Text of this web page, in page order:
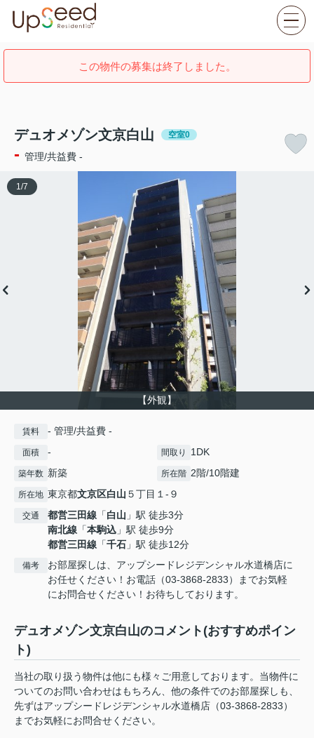
この物件の募集は終了しました。
デュオメゾン文京白山 空室0
- 管理/共益費 -
【外観】
1 /7
賃料 - 管理/共益費 -
面積 - 間取り 1DK
築年数 新築 所在階 2階/10階建
所在地 東京都文京区白山 ５丁目１-９
交通 都営三田線 「白山 」駅 徒歩3分
南北線 「本駒込 」駅 徒歩9分
都営三田線 「千石 」駅 徒歩12分
備考
お部屋探しは、アップシードレジデンシャル水道橋店に
お任せください！お電話（03-3868-2833）までお気軽
にお問合せください！お待ちしております。
デュオメゾン文京白山のコメント(おすすめポイン
ト)
当社の取り扱う物件は他にも様々ご用意しております。当物件に
ついてのお問い合わせはもちろん、他の条件でのお部屋探しも、
先ずはアップシードレジデンシャル水道橋店（03-3868-2833）
までお気軽にお問合せください。